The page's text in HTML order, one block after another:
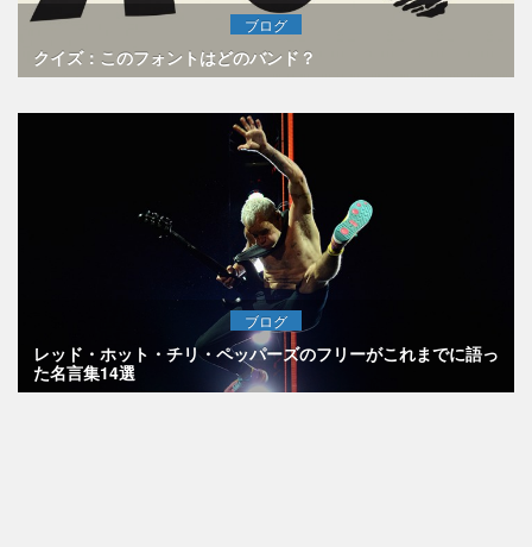
ブログ
クイズ：このフォントはどのバンド？
ブログ
レッド・ホット・チリ・ペッパーズのフリーがこれまでに語っ
た名言集14選